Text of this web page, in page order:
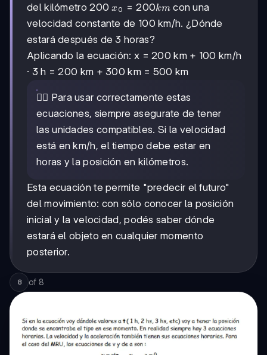
del kilómetro 200x₀
=
200
km
x 0 = 200kmcon una
velocidad constante de 100 km/h. ¿Dónde
estará después de 3 horas?
Aplicando la ecuación: x = 200 km + 100 km/h
· 3 h = 200 km + 300 km = 500 km
🚴‍♂️ Para usar correctamente estas
ecuaciones, siempre asegurate de tener
las unidades compatibles. Si la velocidad
está en km/h, el tiempo debe estar en
horas y la posición en kilómetros.
Esta ecuación te permite "predecir el futuro"
del movimiento: con sólo conocer la posición
inicial y la velocidad, podés saber dónde
estará el objeto en cualquier momento
posterior.
8 of 8